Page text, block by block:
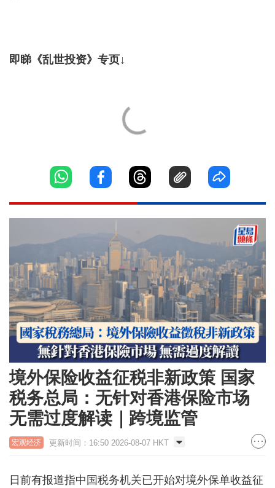
即睇《乱世投资》专页↓
境外保险收益征税非新政策 国家
税务总局：无针对香港保险市场
无需过度解读｜跨境监管
宏观经济 更新时间：16:50 2026-08-07 HKT
日前有报道指中国税务机关已开始对境外保单收益征